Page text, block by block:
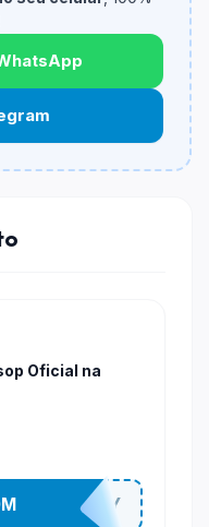
itens participantes
especificos podem
Oficial na
YESO274Y